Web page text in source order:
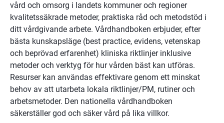
vård och omsorg i landets kommuner och regioner
kvalitetssäkrade metoder, praktiska råd och metodstöd i
ditt vårdgivande arbete. Vårdhandboken erbjuder, efter
bästa kunskapsläge (best practice, evidens, vetenskap
och beprövad erfarenhet) kliniska riktlinjer inklusive
metoder och verktyg för hur vården bäst kan utföras.
Resurser kan användas effektivare genom ett minskat
behov av att utarbeta lokala riktlinjer/PM, rutiner och
arbetsmetoder. Den nationella vårdhandboken
säkerställer god och säker vård på lika villkor.